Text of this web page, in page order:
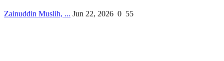
Zainuddin Muslih, ... Jun 22, 2026 0 55